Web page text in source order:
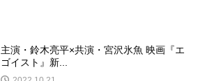
主演・鈴木亮平×共演・宮沢氷魚 映画『エ
ゴイスト』新...